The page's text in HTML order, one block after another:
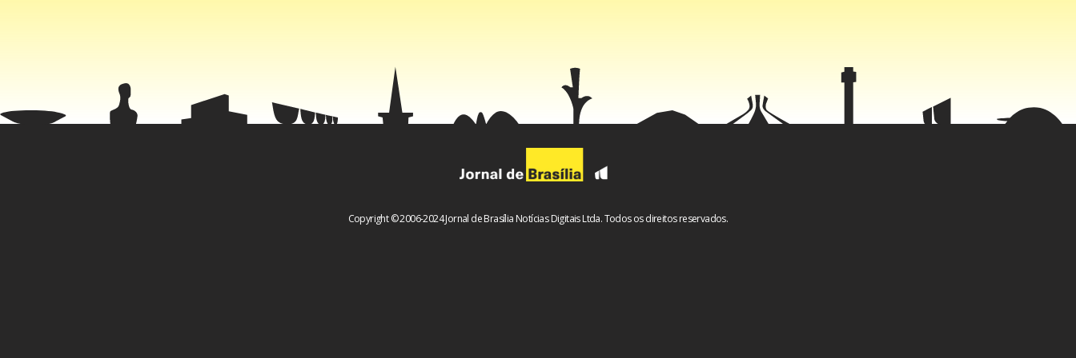
O BC sempre destaca que, tanto em relação às operações de swap cambial quanto à
Copyright © 2006-2024 Jornal de Brasília Notícias Digitais Ltda. Todos os direitos reservados.